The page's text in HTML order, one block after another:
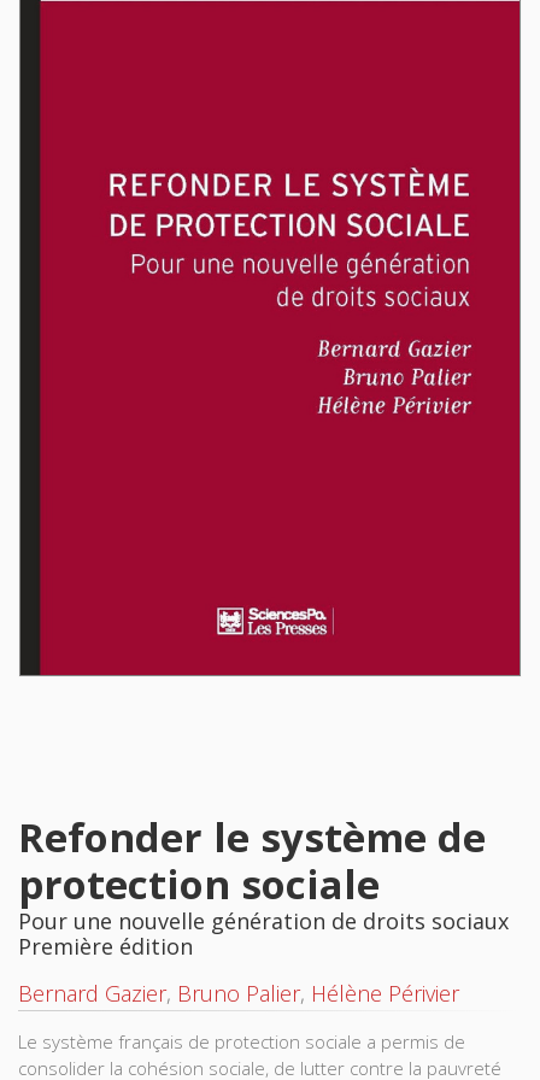
Refonder le système de
protection sociale
Pour une nouvelle génération de droits sociaux
Première édition
Bernard Gazier, Bruno Palier, Hélène Périvier
Le système français de protection sociale a permis de
consolider la cohésion sociale, de lutter contre la pauvreté